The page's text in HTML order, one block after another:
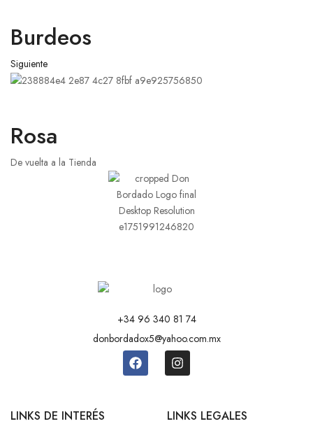
Burdeos
Siguiente
Rosa
De vuelta a la Tienda
+34 96 340 81 74
donbordadox5@yahoo.com.mx
LINKS DE INTERÉS LINKS LEGALES